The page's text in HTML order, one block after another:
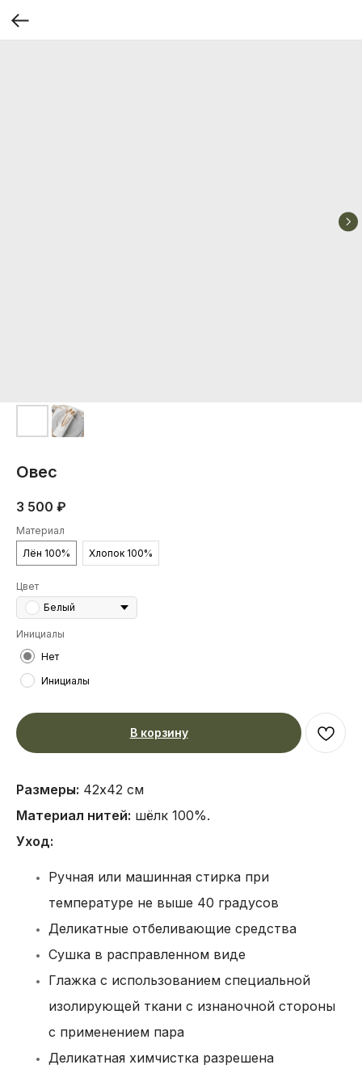
Овес
3 500 ₽
Материал
Лён 100%
Хлопок 100%
Цвет
Белый
Инициалы
Нет
Инициалы
В корзину
Размеры: 42х42 см
Материал нитей: шёлк 100%.
Уход:
Ручная или машинная стирка при
температуре не выше 40 градусов
Деликатные отбеливающие средства
Сушка в расправленном виде
Глажка с использованием специальной
изолирующей ткани с изнаночной стороны
с применением пара
Деликатная химчистка разрешена